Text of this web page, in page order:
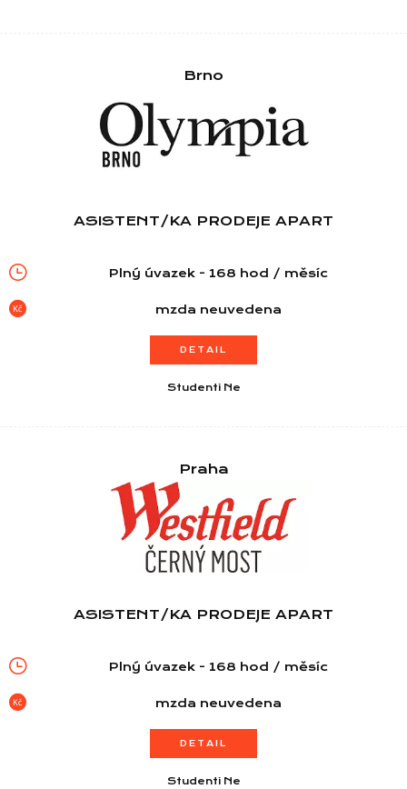
Informace
Brno
ASISTENT/KA PRODEJE APART
Plný úvazek - 168 hod / měsíc
mzda neuvedena
DETAIL
Studenti Ne
Praha
ASISTENT/KA PRODEJE APART
Plný úvazek - 168 hod / měsíc
mzda neuvedena
DETAIL
Studenti Ne